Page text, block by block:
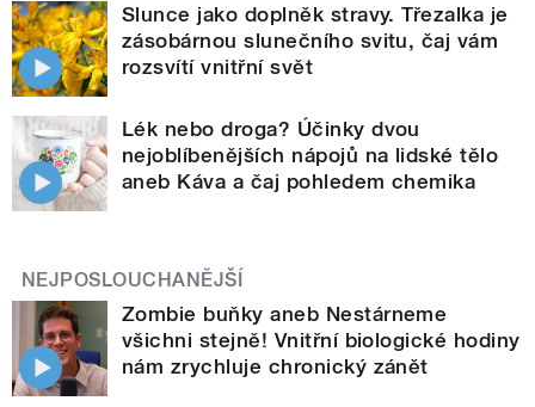
Slunce jako doplněk stravy. Třezalka je
zásobárnou slunečního svitu, čaj vám
rozsvítí vnitřní svět
Lék nebo droga? Účinky dvou
nejoblíbenějších nápojů na lidské tělo
aneb Káva a čaj pohledem chemika
NEJPOSLOUCHANĚJŠÍ
Zombie buňky aneb Nestárneme
všichni stejně! Vnitřní biologické hodiny
nám zrychluje chronický zánět